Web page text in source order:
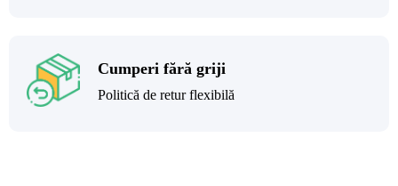
Cumperi fără griji
Politică de retur flexibilă